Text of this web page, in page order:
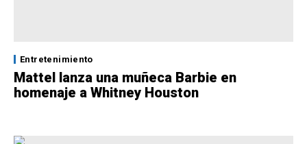
Entretenimiento
Mattel lanza una muñeca Barbie en
homenaje a Whitney Houston